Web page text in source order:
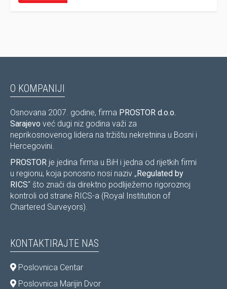
O KOMPANIJI
Osnovana 2007. godine, firma PROSTOR d.o.o.
Sarajevo već dugi niz godina važi za
neprikosnovenog lidera na tržištu nekretnina u Bosni i
Hercegovini.
PROSTOR je jedina firma u BiH i jedna od rijetkih firmi
u regionu, koja ponosno nosi naziv „Regulated by
RICS“ što znači da direktno podliježemo rigoroznoj
kontroli od strane RICS-a (Royal Institution of
Chartered Surveyors).
KONTAKTIRAJTE NAS
Poslovnica Centar
Poslovnica Marijin Dvor